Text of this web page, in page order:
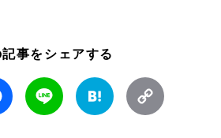
事をシェアする
Facebook Line Hatena